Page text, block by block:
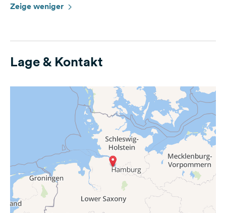
Zeige weniger
Lage & Kontakt